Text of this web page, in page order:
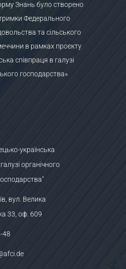
Знань було створено
Федерального
та сільського
в рамках проєкту
співпраця в галузі
господарства»
українська
органічного
вул. Велика
33, оф. 609
48